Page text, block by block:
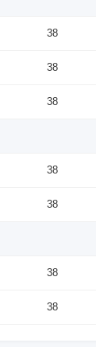
38
38
38
38
38
38
38